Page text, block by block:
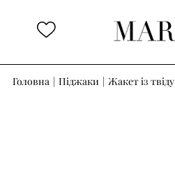
Головна | Піджаки | Жакет із твіду